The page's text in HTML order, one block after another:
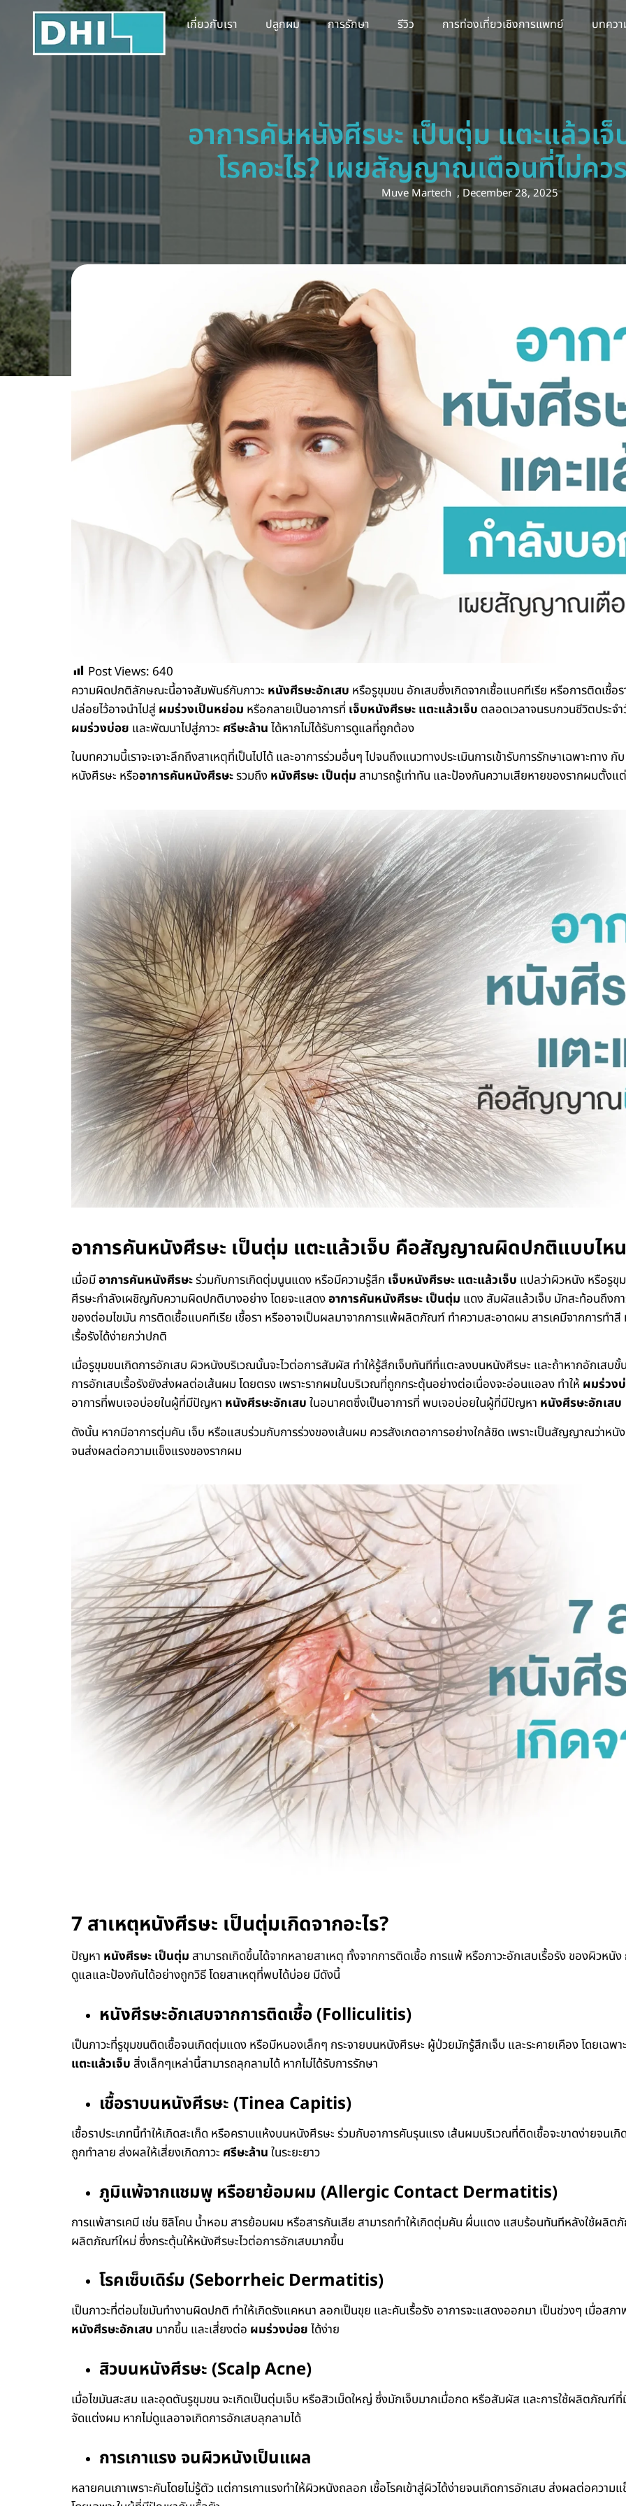
เกี่ยวกับเรา ปลูกผม การรักษา รีวิว การท่องเที่ยวเชิงการแพทย์ บทคว
อาการคันหนังศีรษะ เป็นตุ่ม แตะแล้วเ
โรคอะไร? เผยสัญญาณเตือนที่ไม่คว
Muve Martech , December 28, 2025
Post Views: 640
ความผิดปกติลักษณะนี้อาจสัมพันธ์กับภาวะ หนังศีรษะอักเสบ หรือรูขุมขน อักเสบซึ่งเกิดจากเชื้อแบคทีเรีย หรือการติดเชื้
ปล่อยไว้อาจนำไปสู่ ผมร่วงเป็นหย่อม หรือกลายเป็นอาการที่ เจ็บหนังศีรษะ แตะแล้วเจ็บ ตลอดเวลาจนรบกวนชีวิตประจ
ผมร่วงบ่อย และพัฒนาไปสู่ภาวะ ศรีษะล้านได้หากไม่ได้รับการดูแลที่ถูกต้อง
ในบทความนี้เราจะเจาะลึกถึงสาเหตุที่เป็นไปได้ และอาการร่วมอื่นๆ ไปจนถึงแนวทางประเมินการเข้ารับการรักษาเฉพาะทาง กั
หนังศีรษะ หรืออาการคันหนังศีรษะรวมถึงหนังศีรษะ เป็นตุ่มสามารถรู้เท่าทัน และป้องกันความเสียหายของรากผมตั้งแ
อาการคันหนังศีรษะ เป็นตุ่ม แตะแล้วเจ็บ คือสัญญาณผิดปกติแบบไห
เมื่อมีอาการคันหนังศีรษะร่วมกับการเกิดตุ่มนูนแดง หรือมีความรู้สึก เจ็บหนังศีรษะ แตะแล้วเจ็บ แปลว่าผิวหนัง หรือรู
ศีรษะกำลังเผชิญกับความผิดปกติบางอย่าง โดยจะแสดงอาการคันหนังศีรษะ เป็นตุ่ม แดง สัมผัสแล้วเจ็บ มักสะท้อนถึงก
ของต่อมไขมัน การติดเชื้อแบคทีเรีย เชื้อรา หรืออาจเป็นผลมาจากการแพ้ผลิตภัณฑ์ ทำความสะอาดผม สารเคมีจากการทำสี
เรื้อรังได้ง่ายกว่าปกติ
เมื่อรูขุมขนเกิดการอักเสบ ผิวหนังบริเวณนั้นจะไวต่อการสัมผัส ทำให้รู้สึกเจ็บทันทีที่แตะลงบนหนังศีรษะ และถ้าหากอักเส
การอักเสบเรื้อรังยังส่งผลต่อเส้นผม โดยตรง เพราะรากผมในบริเวณที่ถูกกระตุ้นอย่างต่อเนื่องจะอ่อนแอลง ทำให้ ผมร่วง
อาการที่พบเจอบ่อยในผู้ที่มีปัญหา หนังศีรษะอักเสบในอนาคตซึ่งเป็นอาการที่ พบเจอบ่อยในผู้ที่มีปัญหา หนังศีรษะอักเสบ
ดังนั้น หากมีอาการตุ่มคัน เจ็บ หรือแสบร่วมกับการร่วงของเส้นผม ควรสังเกตอาการอย่างใกล้ชิด เพราะเป็นสัญญาณว่าห
จนส่งผลต่อความแข็งแรงของรากผม
7 สาเหตุหนังศีรษะ เป็นตุ่มเกิดจากอะไร?
ปัญหา หนังศีรษะ เป็นตุ่มสามารถเกิดขึ้นได้จากหลายสาเหตุ ทั้งจากการติดเชื้อ การแพ้ หรือภาวะอักเสบเรื้อรัง ของผิวหนัง
ดูแลและป้องกันได้อย่างถูกวิธี โดยสาเหตุที่พบได้บ่อย มีดังนี้
หนังศีรษะอักเสบจากการติดเชื้อ (Folliculitis)
เป็นภาวะที่รูขุมขนติดเชื้อจนเกิดตุ่มแดง หรือมีหนองเล็กๆ กระจายบนหนังศีรษะ ผู้ป่วยมักรู้สึกเจ็บ และระคายเคือง โดยเฉพ
แตะแล้วเจ็บสิ่งเล็กๆเหล่านี้สามารถลุกลามได้ หากไม่ได้รับการรักษา
เชื้อราบนหนังศีรษะ (Tinea Capitis)
เชื้อราประเภทนี้ทำให้เกิดสะเก็ด หรือคราบแห้งบนหนังศีรษะ ร่วมกับอาการคันรุนแรง เส้นผมบริเวณที่ติดเชื้อจะขาดง่ายจนเ
ถูกทำลาย ส่งผลให้เสี่ยงเกิดภาวะ ศรีษะล้านในระยะยาว
ภูมิแพ้จากแชมพู หรือยาย้อมผม (Allergic Contact Dermatitis)
การแพ้สารเคมี เช่น ซิลิโคน น้ำหอม สารย้อมผม หรือสารกันเสีย สามารถทำให้เกิดตุ่มคัน ผื่นแดง แสบร้อนทันทีหลังใช้ผ
ผลิตภัณฑ์ใหม่ ซึ่งกระตุ้นให้หนังศีรษะไวต่อการอักเสบมากขึ้น
โรคเซ็บเดิร์ม (Seborrheic Dermatitis)
เป็นภาวะที่ต่อมไขมันทำงานผิดปกติ ทำให้เกิดรังแคหนา ลอกเป็นขุย และคันเรื้อรัง อาการจะแสดงออกมา เป็นช่วงๆ เมื่อส
หนังศีรษะอักเสบ มากขึ้น และเสี่ยงต่อ ผมร่วงบ่อยได้ง่าย
สิวบนหนังศีรษะ (Scalp Acne)
เมื่อไขมันสะสม และอุดตันรูขุมขน จะเกิดเป็นตุ่มเจ็บ หรือสิวเม็ดใหญ่ ซึ่งมักเจ็บมากเมื่อกด หรือสัมผัส และการใช้ผลิตภัณฑ์
จัดแต่งผม หากไม่ดูแลอาจเกิดการอักเสบลุกลามได้
การเกาแรง จนผิวหนังเป็นแผล
หลายคนเกาเพราะคันโดยไม่รู้ตัว แต่การเกาแรงทำให้ผิวหนังถลอก เชื้อโรคเข้าสู่ผิวได้ง่ายจนเกิดการอักเสบ ส่งผลต่อความ